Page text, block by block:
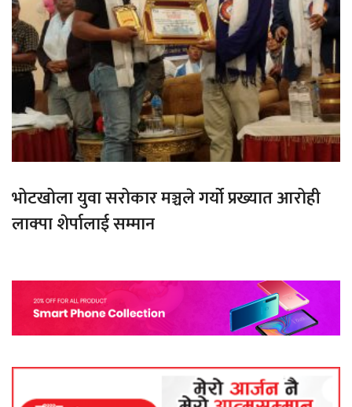
भोटखोला युवा सरोकार मञ्चले गर्यो प्रख्यात आरोही
लाक्पा शेर्पालाई सम्मान